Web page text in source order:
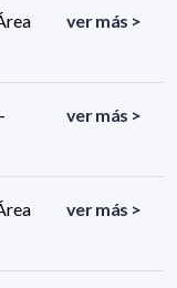
ver más >
ver más >
ver más >